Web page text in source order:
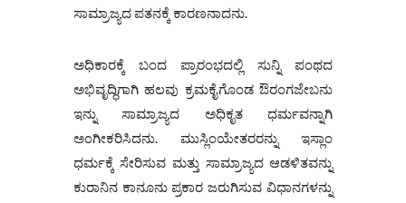
ಸಾಮ್ರಾಜ್ಯದ ಪತನಕ್ಕೆ ಕಾರಣನಾದನು.
ಅಧಿಕಾರಕ್ಕೆ ಬಂದ ಪ್ರಾರಂಭದಲ್ಲಿ ಸುನ್ನಿ ಪಂಥದ
ಅಭಿವೃದ್ಧಿಗಾಗಿ ಹಲವು ಕ್ರಮಕೈಗೊಂಡ ಔರಂಗಜೇಬನು
ಇನ್ನು ಸಾಮ್ರಾಜ್ಯದ ಅಧಿಕೃತ ಧರ್ಮವನ್ನಾಗಿ
ಅಂಗೀಕರಿಸಿದನು. ಮುಸ್ಲಿಂಯೇತರರನ್ನು ಇಸ್ಲಾಂ
ಧರ್ಮಕ್ಕೆ ಸೇರಿಸುವ ಮತ್ತು ಸಾಮ್ರಾಜ್ಯದ ಆಡಳಿತವನ್ನು
ಕುರಾನಿನ ಕಾನೂನು ಪ್ರಕಾರ ಜರುಗಿಸುವ ವಿಧಾನಗಳನ್ನು